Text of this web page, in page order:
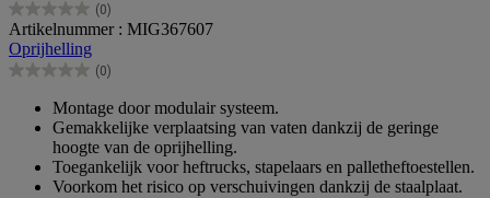
(0)
0.0
van
de
5
Artikelnummer : MIG367607
Oprijhelling
(0)
0.0
sterren.
Montage door modulair systeem.
Gemakkelijke verplaatsing van vaten dankzij de geringe
hoogte van de oprijhelling.
Toegankelijk voor heftrucks, stapelaars en palletheftoestellen.
Voorkom het risico op verschuivingen dankzij de staalplaat.